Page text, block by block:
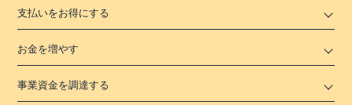
支払いをお得にする
お金を増やす
事業資金を調達する